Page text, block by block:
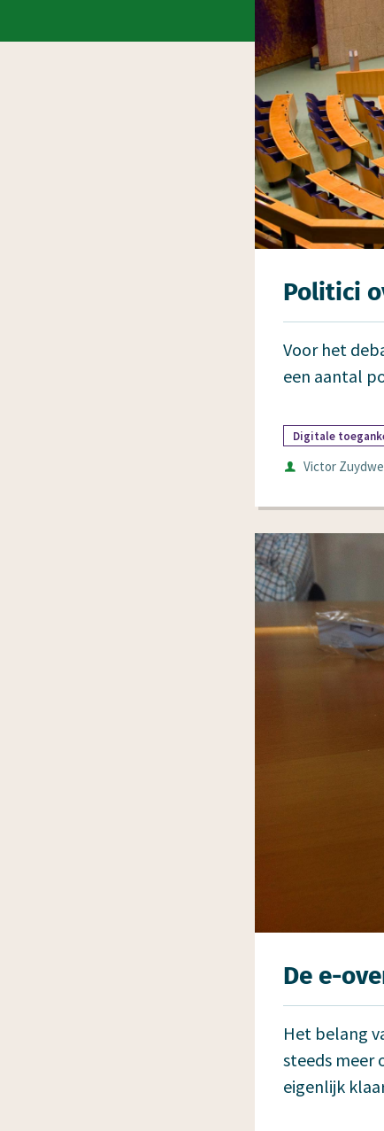
Politici
Voor het
een aantal
Digitale
AuteurVictor
De e-
Het belang
steeds meer
eigenlijk